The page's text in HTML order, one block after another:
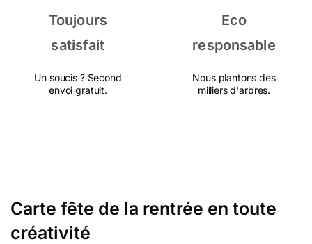
Toujours
satisfait
Un soucis ? Second
envoi gratuit.
Eco
responsable
Nous plantons des
milliers d'arbres.
Carte fête de la rentrée en toute
créativité